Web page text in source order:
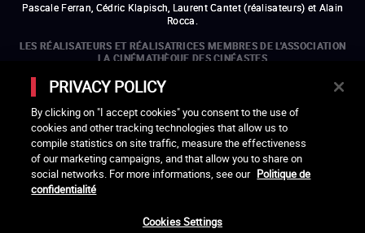
Pascale Ferran, Cédric Klapisch, Laurent Cantet (réalisateurs) et Alain
Rocca.
LES RÉALISATEURS ET RÉALISATRICES MEMBRES DE L'ASSOCIATION
LA CINÉMATHÈQUE DES CINÉASTES
Olivier Assayas, Bertrand Bonello, Michel Hazanavicius (représentant de
l'ARP), Rebecca Zlotowski et Mikael Buch (représentant de la SRF)
LES ORGANISMES MEMBRES DE L'ASSOCIATION LA CINÉMATHÈQUE
DES CINÉASTES
PRIVACY POLICY
By clicking on "I accept cookies" you consent to the use of
cookies and other tracking technologies that allow us to
compile statistics on site traffic, measure the effectiveness
of our marketing campaigns, and that allow you to share on
social networks. For more informations, see our Politique de
confidentialité
Cookies Settings